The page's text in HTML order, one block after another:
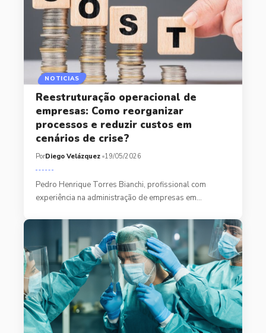
NOTICIAS
Reestruturação operacional de
empresas: Como reorganizar
processos e reduzir custos em
cenários de crise?
PorDiego Velázquez 19/05/2026
Pedro Henrique Torres Bianchi, profissional com
experiência na administração de empresas em…